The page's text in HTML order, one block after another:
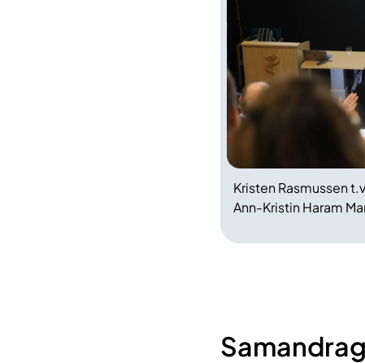
Kristen Rasmussen
Ann-Kristin Haram